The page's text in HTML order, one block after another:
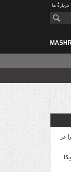
دربارهٔ ما
در